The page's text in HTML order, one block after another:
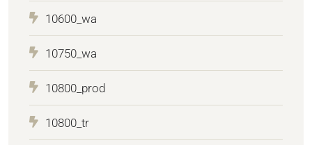
10600_wa
10750_wa
10800_prod
10800_tr